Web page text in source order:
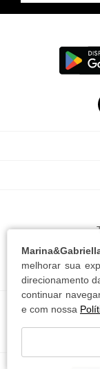
melhorar sua
direcionamento
continuar
e com nossa